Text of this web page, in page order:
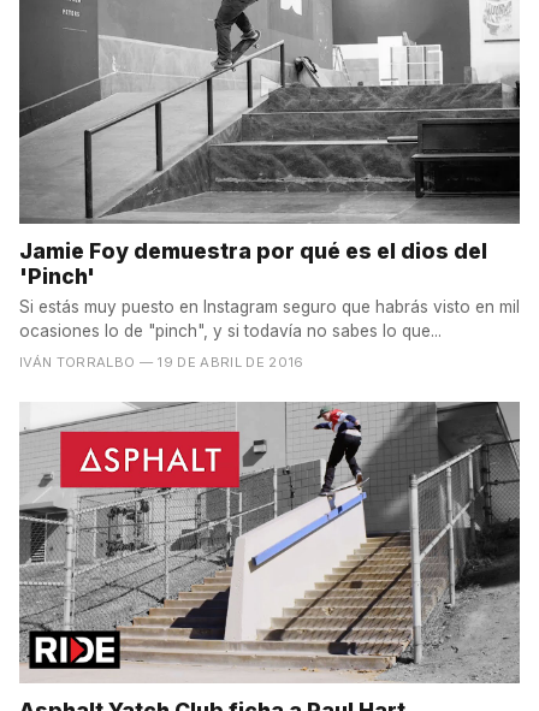
Jamie Foy demuestra por qué es el dios del
'Pinch'
Si estás muy puesto en Instagram seguro que habrás visto en mil
ocasiones lo de "pinch", y si todavía no sabes lo que...
IVÁN TORRALBO — 19 DE ABRIL DE 2016